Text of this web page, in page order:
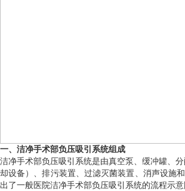
一、洁净手术部负压吸引系统组成
洁净手术部负压吸引系统是由真空泵、缓冲罐、
却设备）、排污装置、过滤灭菌装置、消声设施
出了一般医院洁净手术部负压吸引系统的流程示意